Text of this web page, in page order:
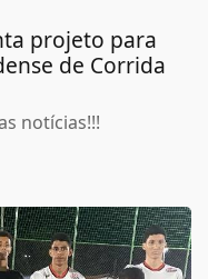
projeto para
de Corrida
notícias!!!